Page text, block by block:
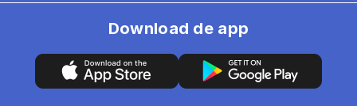
Download de app